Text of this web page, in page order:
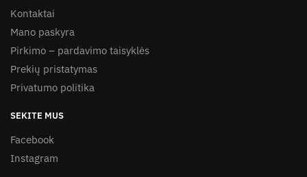
Kontaktai
Mano paskyra
Pirkimo – pardavimo taisyklės
Prekių pristatymas
Privatumo politika
SEKITE MUS
Facebook
Instagram